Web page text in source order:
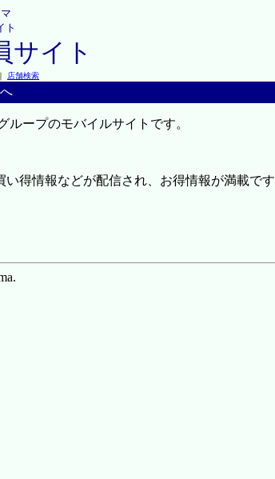
ト
サイト
｜ 店舗検索
ープのモバイルサイトです。
得情報などが配信され、お得情報が満載です